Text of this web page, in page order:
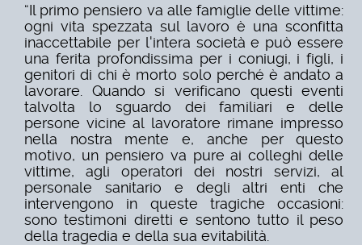
“Il primo pensiero va alle famiglie delle vittime:
ogni vita spezzata sul lavoro è una sconfitta
inaccettabile per l'intera società e può essere
una ferita profondissima per i coniugi, i figli, i
genitori di chi è morto solo perché è andato a
lavorare. Quando si verificano questi eventi
talvolta lo sguardo dei familiari e delle
persone vicine al lavoratore rimane impresso
nella nostra mente e, anche per questo
motivo, un pensiero va pure ai colleghi delle
vittime, agli operatori dei nostri servizi, al
personale sanitario e degli altri enti che
intervengono in queste tragiche occasioni:
sono testimoni diretti e sentono tutto il peso
della tragedia e della sua evitabilità.